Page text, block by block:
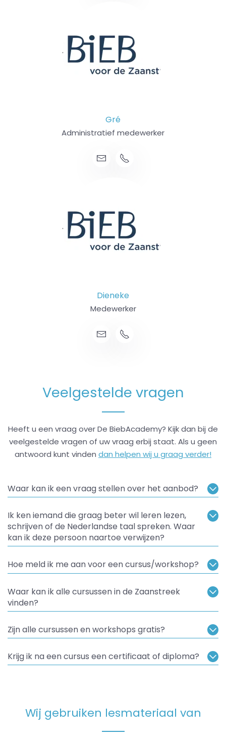
Gré
Administratief medewerker
Dieneke
Medewerker
Veelgestelde vragen
Heeft u een vraag over De BiebAcademy? Kijk dan bij de
veelgestelde vragen of uw vraag erbij staat. Als u geen
antwoord kunt vinden dan helpen wij u graag verder!
Waar kan ik een vraag stellen over het aanbod?
Ik ken iemand die graag beter wil leren lezen,
schrijven of de Nederlandse taal spreken. Waar
kan ik deze persoon naartoe verwijzen?
Hoe meld ik me aan voor een cursus/workshop?
Waar kan ik alle cursussen in de Zaanstreek
vinden?
Zijn alle cursussen en workshops gratis?
Krijg ik na een cursus een certificaat of diploma?
Wij gebruiken lesmateriaal van